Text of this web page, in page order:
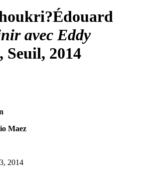
Édouard
avec Eddy
, Seuil, 2014
Maez
2014